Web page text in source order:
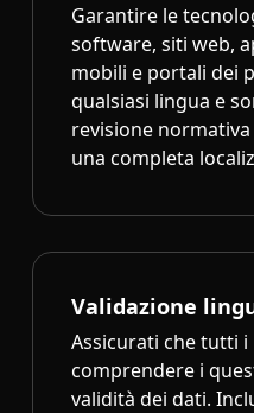
Garantire le
software, siti web,
mobili e portali dei
qualsiasi lingua e
revisione normativa
una completa
Validazione
Assicurati che tutti
comprendere i
validità dei dati.